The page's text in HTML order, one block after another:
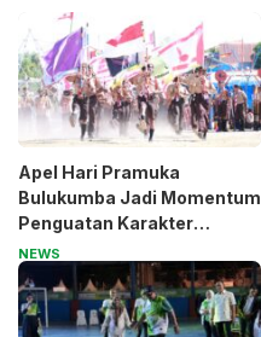
Apel Hari Pramuka
Bulukumba Jadi Momentum
Penguatan Karakter
Generasi Muda
NEWS